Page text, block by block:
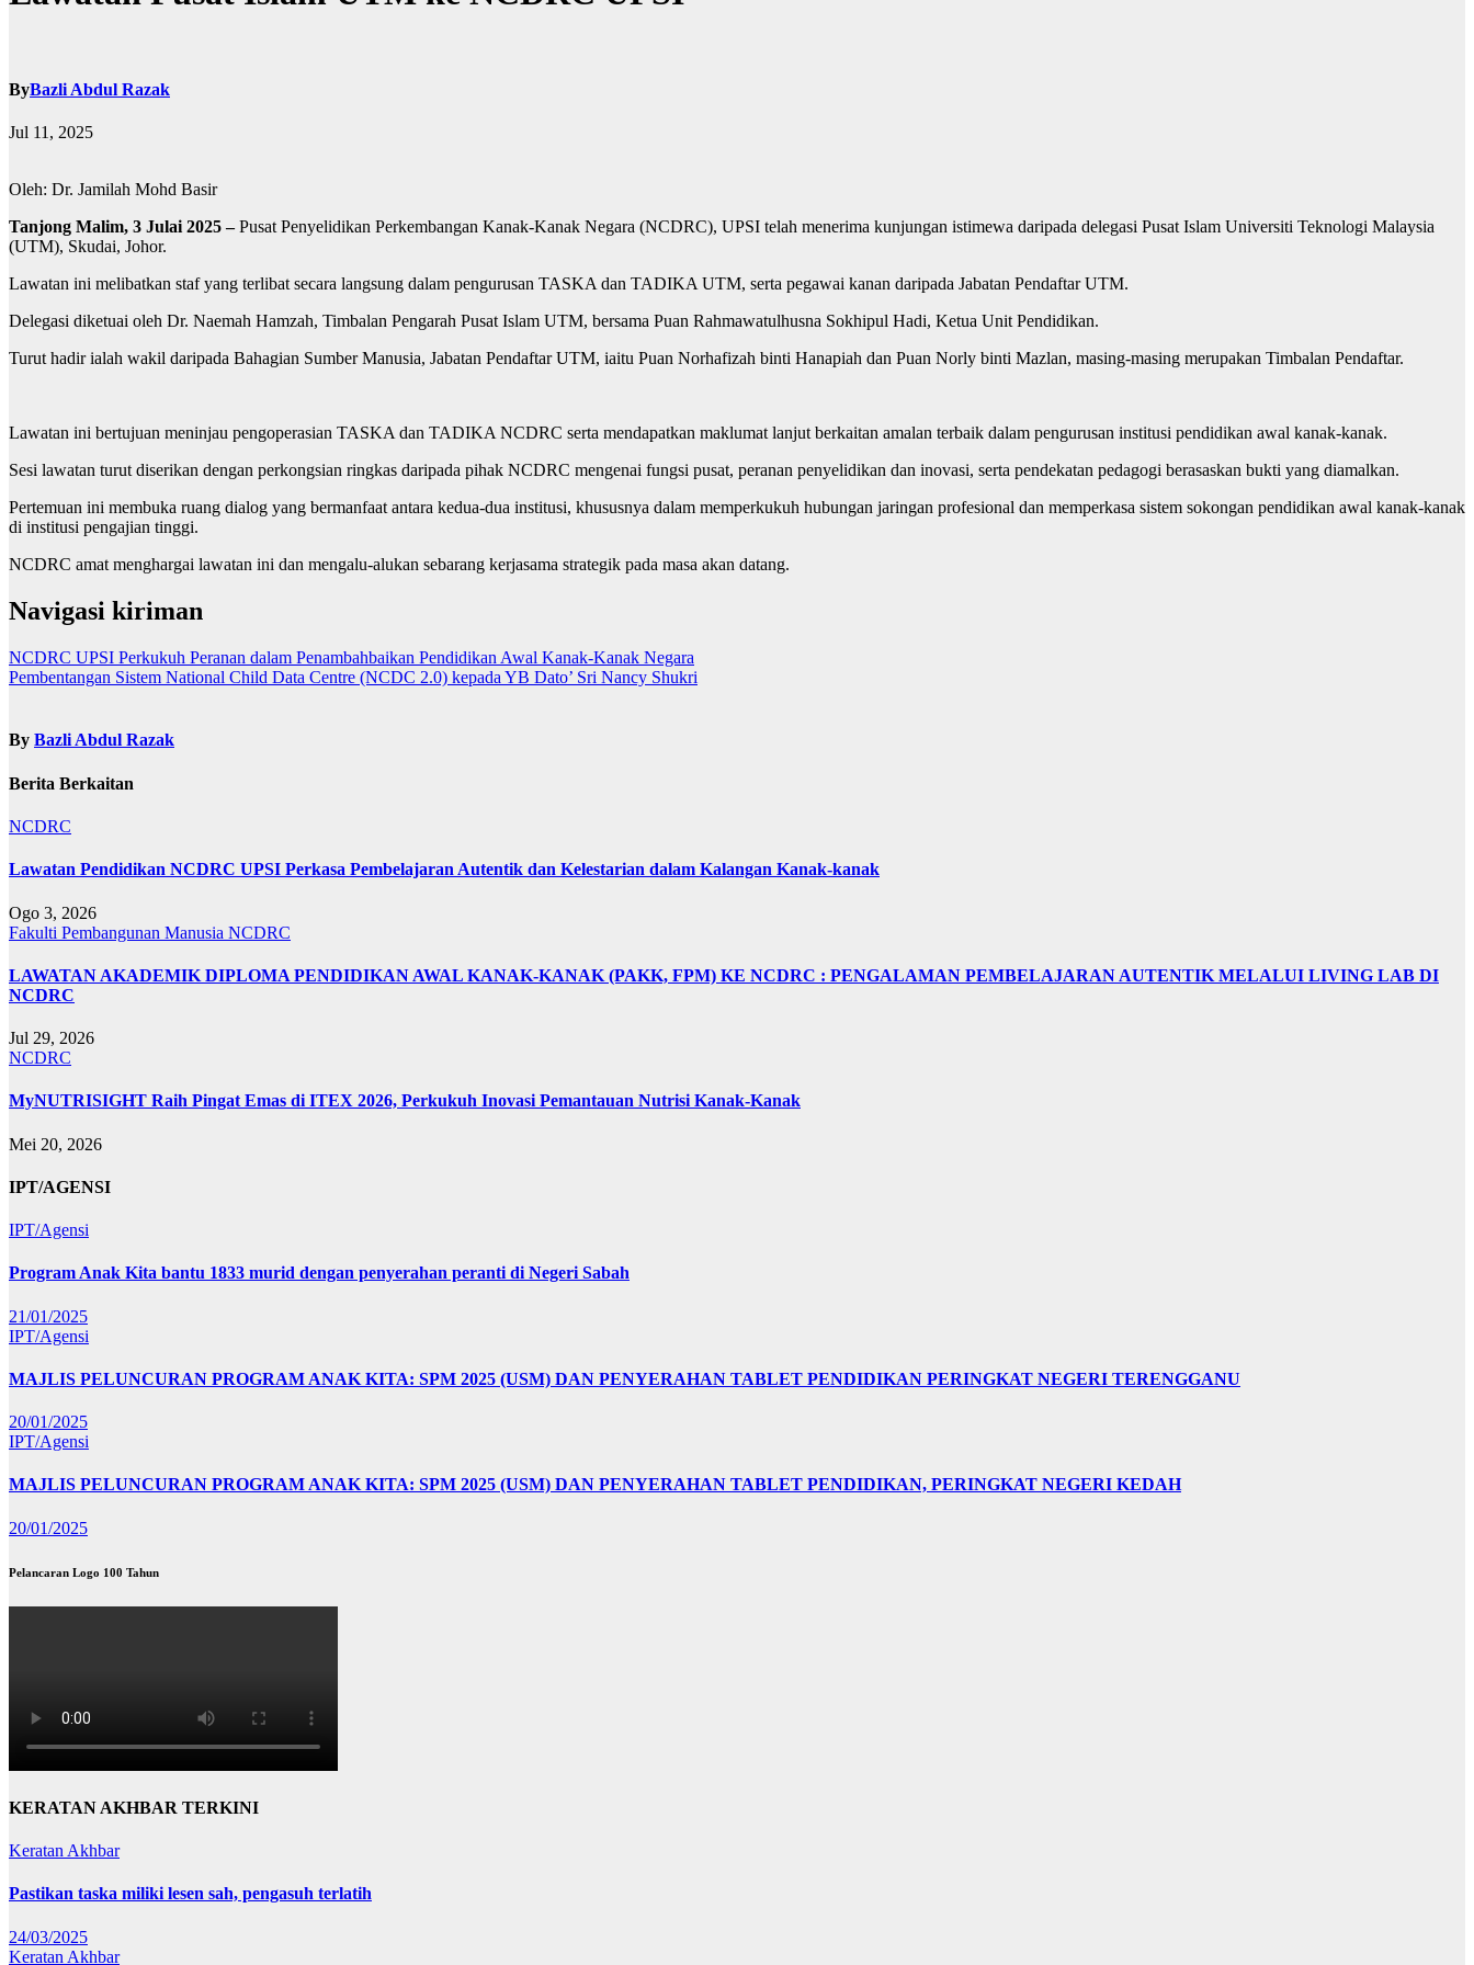
ByBazli Abdul Razak
Jul 11, 2025
Oleh: Dr. Jamilah Mohd Basir
Tanjong Malim, 3 Julai 2025 –Pusat Penyelidikan Perkembangan Kanak-Kanak Negara (NCDRC), UPSI telah menerima kunjungan istimewa daripada delegasi Pusat Islam Universiti Teknologi Malaysia
(UTM), Skudai, Johor.
Lawatan ini melibatkan staf yang terlibat secara langsung dalam pengurusan TASKA dan TADIKA UTM, serta pegawai kanan daripada Jabatan Pendaftar UTM.
Delegasi diketuai oleh Dr. Naemah Hamzah, Timbalan Pengarah Pusat Islam UTM, bersama Puan Rahmawatulhusna Sokhipul Hadi, Ketua Unit Pendidikan.
Turut hadir ialah wakil daripada Bahagian Sumber Manusia, Jabatan Pendaftar UTM, iaitu Puan Norhafizah binti Hanapiah dan Puan Norly binti Mazlan, masing-masing merupakan Timbalan Pendaftar.
Lawatan ini bertujuan meninjau pengoperasian TASKA dan TADIKA NCDRC serta mendapatkan maklumat lanjut berkaitan amalan terbaik dalam pengurusan institusi pendidikan awal kanak-kanak.
Sesi lawatan turut diserikan dengan perkongsian ringkas daripada pihak NCDRC mengenai fungsi pusat, peranan penyelidikan dan inovasi, serta pendekatan pedagogi berasaskan bukti yang diamalkan.
Pertemuan ini membuka ruang dialog yang bermanfaat antara kedua-dua institusi, khususnya dalam memperkukuh hubungan jaringan profesional dan memperkasa sistem sokongan pendidikan awal kanak-kanak
di institusi pengajian tinggi.
NCDRC amat menghargai lawatan ini dan mengalu-alukan sebarang kerjasama strategik pada masa akan datang.
Navigasi kiriman
NCDRC UPSI Perkukuh Peranan dalam Penambahbaikan Pendidikan Awal Kanak-Kanak Negara
Pembentangan Sistem National Child Data Centre (NCDC 2.0) kepada YB Dato’ Sri Nancy Shukri
By Bazli Abdul Razak
Berita Berkaitan
NCDRC
Lawatan Pendidikan NCDRC UPSI Perkasa Pembelajaran Autentik dan Kelestarian dalam Kalangan Kanak-kanak
Ogo 3, 2026
Fakulti Pembangunan Manusia NCDRC
LAWATAN AKADEMIK DIPLOMA PENDIDIKAN AWAL KANAK-KANAK (PAKK, FPM) KE NCDRC : PENGALAMAN PEMBELAJARAN AUTENTIK MELALUI LIVING LAB DI
NCDRC
Jul 29, 2026
NCDRC
MyNUTRISIGHT Raih Pingat Emas di ITEX 2026, Perkukuh Inovasi Pemantauan Nutrisi Kanak-Kanak
Mei 20, 2026
IPT/AGENSI
IPT/Agensi
Program Anak Kita bantu 1833 murid dengan penyerahan peranti di Negeri Sabah
21/01/2025
IPT/Agensi
MAJLIS PELUNCURAN PROGRAM ANAK KITA: SPM 2025 (USM) DAN PENYERAHAN TABLET PENDIDIKAN PERINGKAT NEGERI TERENGGANU
20/01/2025
IPT/Agensi
MAJLIS PELUNCURAN PROGRAM ANAK KITA: SPM 2025 (USM) DAN PENYERAHAN TABLET PENDIDIKAN, PERINGKAT NEGERI KEDAH
20/01/2025
Pelancaran Logo 100 Tahun
KERATAN AKHBAR TERKINI
Keratan Akhbar
Pastikan taska miliki lesen sah, pengasuh terlatih
24/03/2025
Keratan Akhbar